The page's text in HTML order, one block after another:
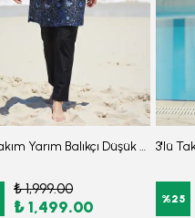
3'lü Takım Yarım Balıkçı Düşük Omuz Yarasakol Likralı Kumaş Burkini Tesettür Mayo D32
₺ 1,999.00
₺ 1,499.00 %25